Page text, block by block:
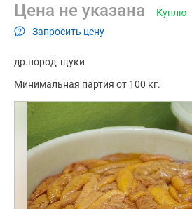
Цена не указана
Запросить цену
Куплю
др.пород щуки
Минимальная партия от 100 кг.